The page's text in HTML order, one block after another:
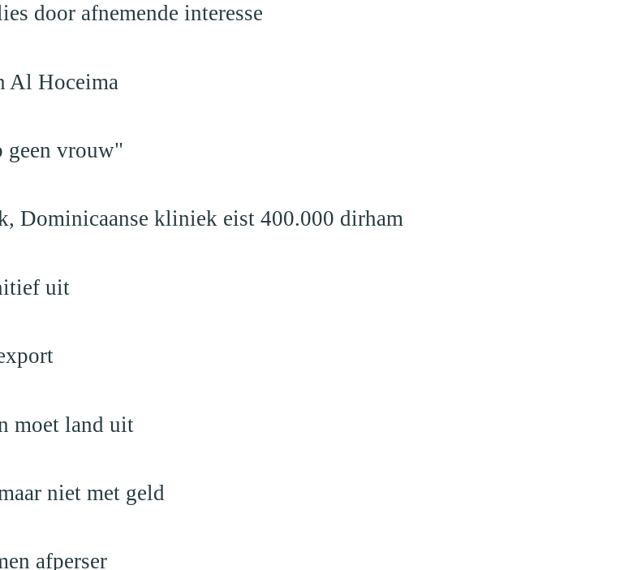
door afnemende interesse
Al Hoceima
geen vrouw"
Dominicaanse kliniek eist 400.000 dirham
uit
moet land uit
niet met geld
afperser